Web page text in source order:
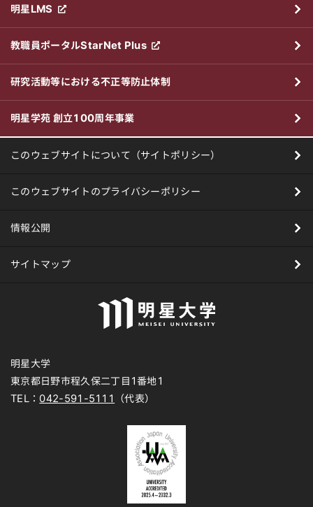
明星LMS
教職員ポータルStarNet Plus
研究活動等における不正等防止体制
明星学苑 創立100周年事業
このウェブサイトについて（サイトポリシー）
このウェブサイトのプライバシーポリシー
情報公開
サイトマップ
明星大学
東京都日野市程久保二丁目1番地1
TEL： 042-591-5111 （代表）